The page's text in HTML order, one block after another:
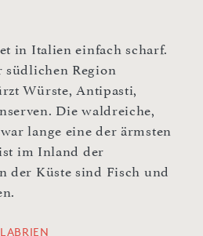
in Italien einfach scharf.
südlichen Region
Würste, Antipasti,
Die waldreiche,
lange eine der ärmsten
im Inland der
der Küste sind Fisch und